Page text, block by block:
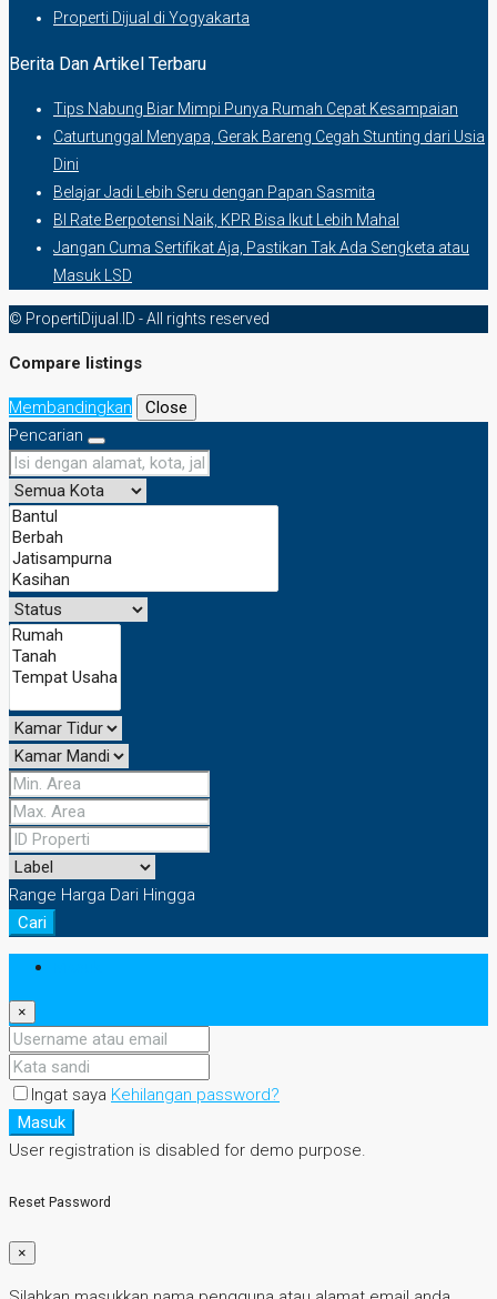
Properti Dijual di Yogyakarta
Berita Dan Artikel Terbaru
Tips Nabung Biar Mimpi Punya Rumah Cepat Kesampaian
Caturtunggal Menyapa, Gerak Bareng Cegah Stunting dari Usia
Dini
Belajar Jadi Lebih Seru dengan Papan Sasmita
BI Rate Berpotensi Naik, KPR Bisa Ikut Lebih Mahal
Jangan Cuma Sertifikat Aja, Pastikan Tak Ada Sengketa atau
Masuk LSD
© PropertiDijual.ID - All rights reserved
Compare listings
Membandingkan
Close
Pencarian
Range Harga Dari Hingga
Cari
×
Ingat saya Kehilangan password?
Masuk
User registration is disabled for demo purpose.
Reset Password
×